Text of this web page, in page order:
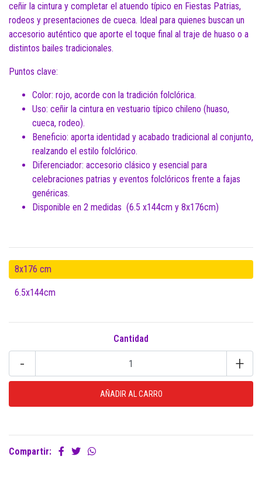
ceñir la cintura y completar el atuendo típico en Fiestas Patrias,
rodeos y presentaciones de cueca. Ideal para quienes buscan un
accesorio auténtico que aporte el toque final al traje de huaso o a
distintos bailes tradicionales.
Puntos clave:
Color: rojo, acorde con la tradición folclórica.
Uso: ceñir la cintura en vestuario típico chileno (huaso,
cueca, rodeo).
Beneficio: aporta identidad y acabado tradicional al conjunto,
realzando el estilo folclórico.
Diferenciador: accesorio clásico y esencial para
celebraciones patrias y eventos folclóricos frente a fajas
genéricas.
Disponible en 2 medidas (6.5 x144cm y 8x176cm)
8x176 cm
6.5x144cm
Cantidad
- +
Compartir: